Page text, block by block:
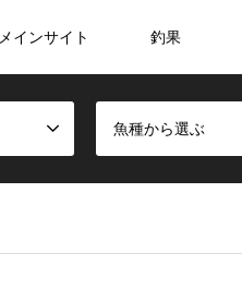
メインサイト 釣果
魚種から選ぶ